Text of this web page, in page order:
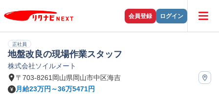
会員登録 ログイン
正社員
地盤改良の現場作業スタッフ
株式会社ソイルメート
〒703-8261岡山県岡山市中区海吉
月給23万円～36万5471円